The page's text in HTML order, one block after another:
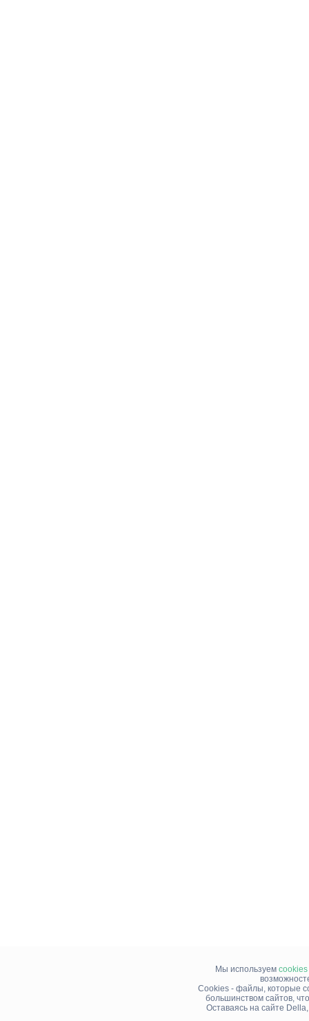
Мы используем cookies
Cookies - файлы, которые
большинством сайтов,
Оставаясь на сайте